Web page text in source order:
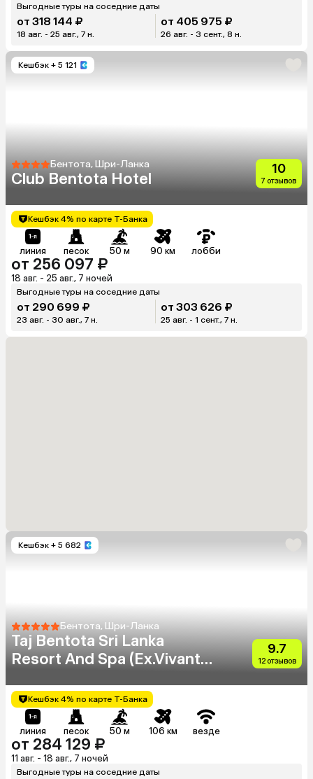
Выгодные туры на соседние даты
от 318 144 ₽
18 авг. - 25 авг., 7 н.
от 405 975 ₽
26 авг. - 3 сент., 8 н.
Кешбэк + 5 121
Бентота, Шри-Ланка
Club Bentota Hotel
10
7 отзывов
Кешбэк 4% по карте Т-Банка
линия песок 50 м 90 км лобби
от 256 097 ₽
18 авг. - 25 авг., 7 ночей
Выгодные туры на соседние даты
от 290 699 ₽
23 авг. - 30 авг., 7 н.
от 303 626 ₽
25 авг. - 1 сент., 7 н.
Кешбэк + 5 682
Бентота, Шри-Ланка
Taj Bentota Sri Lanka
Resort And Spa (Ex.Vivanta
9.7
12 отзывов
Кешбэк 4% по карте Т-Банка
линия песок 50 м 106 км везде
от 284 129 ₽
11 авг. - 18 авг., 7 ночей
Выгодные туры на соседние даты